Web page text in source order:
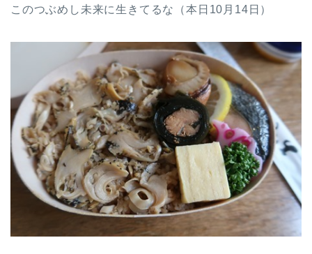
このつぶめし未来に生きてるな（本日10月14日）